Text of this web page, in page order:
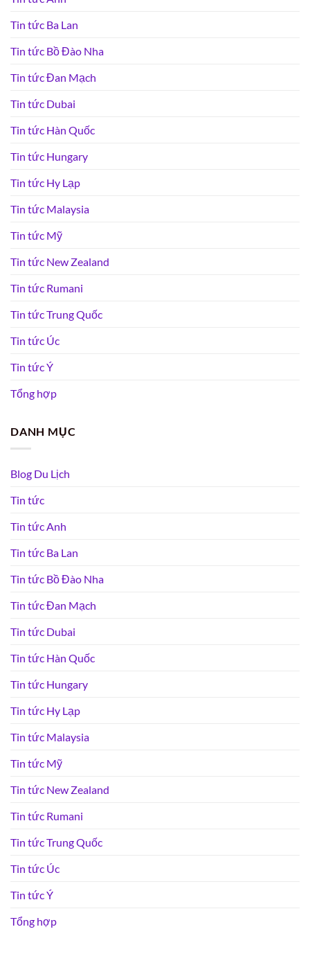
Tin tức Ba Lan
Tin tức Bồ Đào Nha
Tin tức Đan Mạch
Tin tức Dubai
Tin tức Hàn Quốc
Tin tức Hungary
Tin tức Hy Lạp
Tin tức Malaysia
Tin tức Mỹ
Tin tức New Zealand
Tin tức Rumani
Tin tức Trung Quốc
Tin tức Úc
Tin tức Ý
Tổng hợp
DANH MỤC
Blog Du Lịch
Tin tức
Tin tức Anh
Tin tức Ba Lan
Tin tức Bồ Đào Nha
Tin tức Đan Mạch
Tin tức Dubai
Tin tức Hàn Quốc
Tin tức Hungary
Tin tức Hy Lạp
Tin tức Malaysia
Tin tức Mỹ
Tin tức New Zealand
Tin tức Rumani
Tin tức Trung Quốc
Tin tức Úc
Tin tức Ý
Tổng hợp